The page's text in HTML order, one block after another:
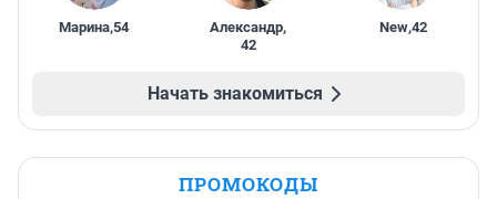
Марина,54 Александр,
42
New,42
Начать знакомиться
ПРОМОКОДЫ